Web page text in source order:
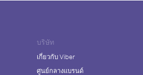
บริษัท
เกี่ยวกับ Viber
ศูนย์กลางแบรนด์